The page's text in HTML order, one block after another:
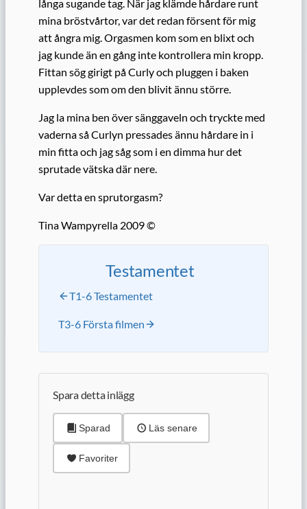
långa sugande tag. När jag klämde hårdare runt
mina bröstvårtor, var det redan försent för mig
att ångra mig. Orgasmen kom som en blixt och
jag kunde än en gång inte kontrollera min kropp.
Fittan sög girigt på Curly och pluggen i baken
upplevdes som om den blivit ännu större.
Jag la mina ben över sänggaveln och tryckte med
vaderna så Curlyn pressades ännu hårdare in i
min fitta och jag såg som i en dimma hur det
sprutade vätska där nere.
Var detta en sprutorgasm?
Tina Wampyrella 2009 ©
Testamentet
T1-6 Testamentet
T3-6 Första filmen
Spara detta inlägg
Sparad Läs senare
Favoriter